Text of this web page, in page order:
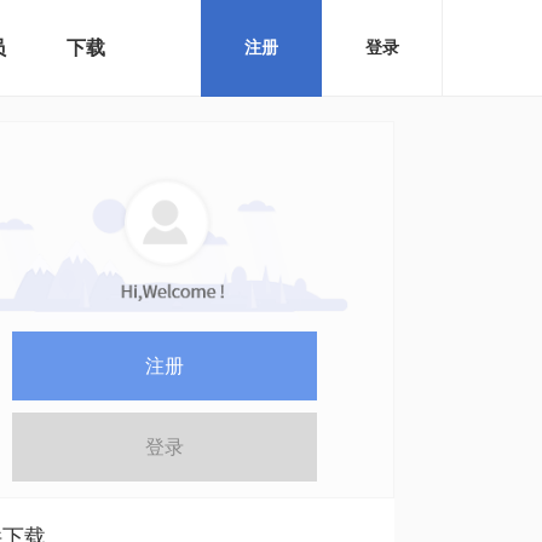
下载 注册 登录
注册
登录
载